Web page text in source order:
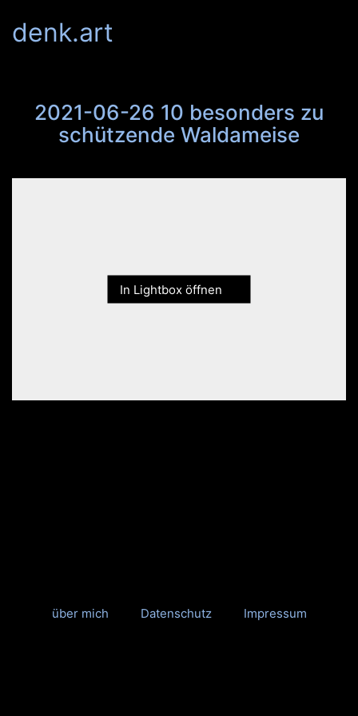
denk.art
2021-06-26 10 besonders zu
schützende Waldameise
In Lightbox öffnen
über mich Datenschutz Impressum